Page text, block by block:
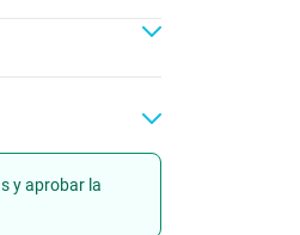
y aprobar la